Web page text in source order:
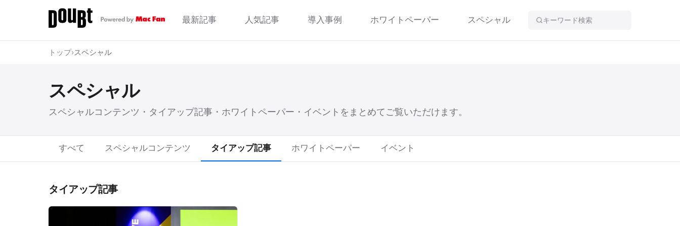
最新記事 人気記事 導入事例 ホワイトペーパー スペシャル
トップ›スペシャル
スペシャル
スペシャルコンテンツ・タイアップ記事・ ホワイトペーパー・イベントを まとめてご覧いただけます。
すべて スペシャルコンテンツ タイアップ記事 ホワイトペーパー イベント
タイアップ記事